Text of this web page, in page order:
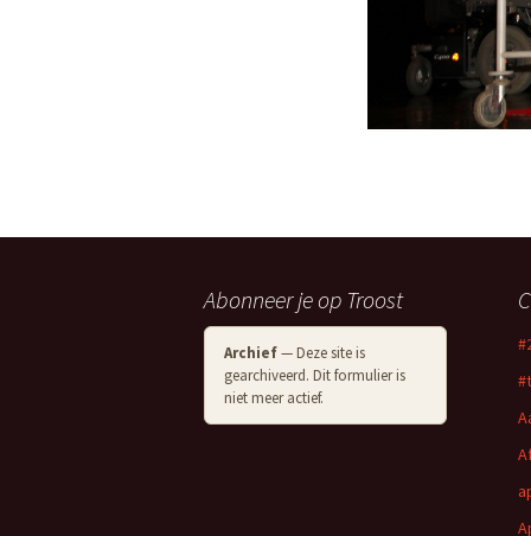
Abonneer je op Troost
Archief— Deze site is
gearchiveerd. Dit formulier is
niet meer actief.